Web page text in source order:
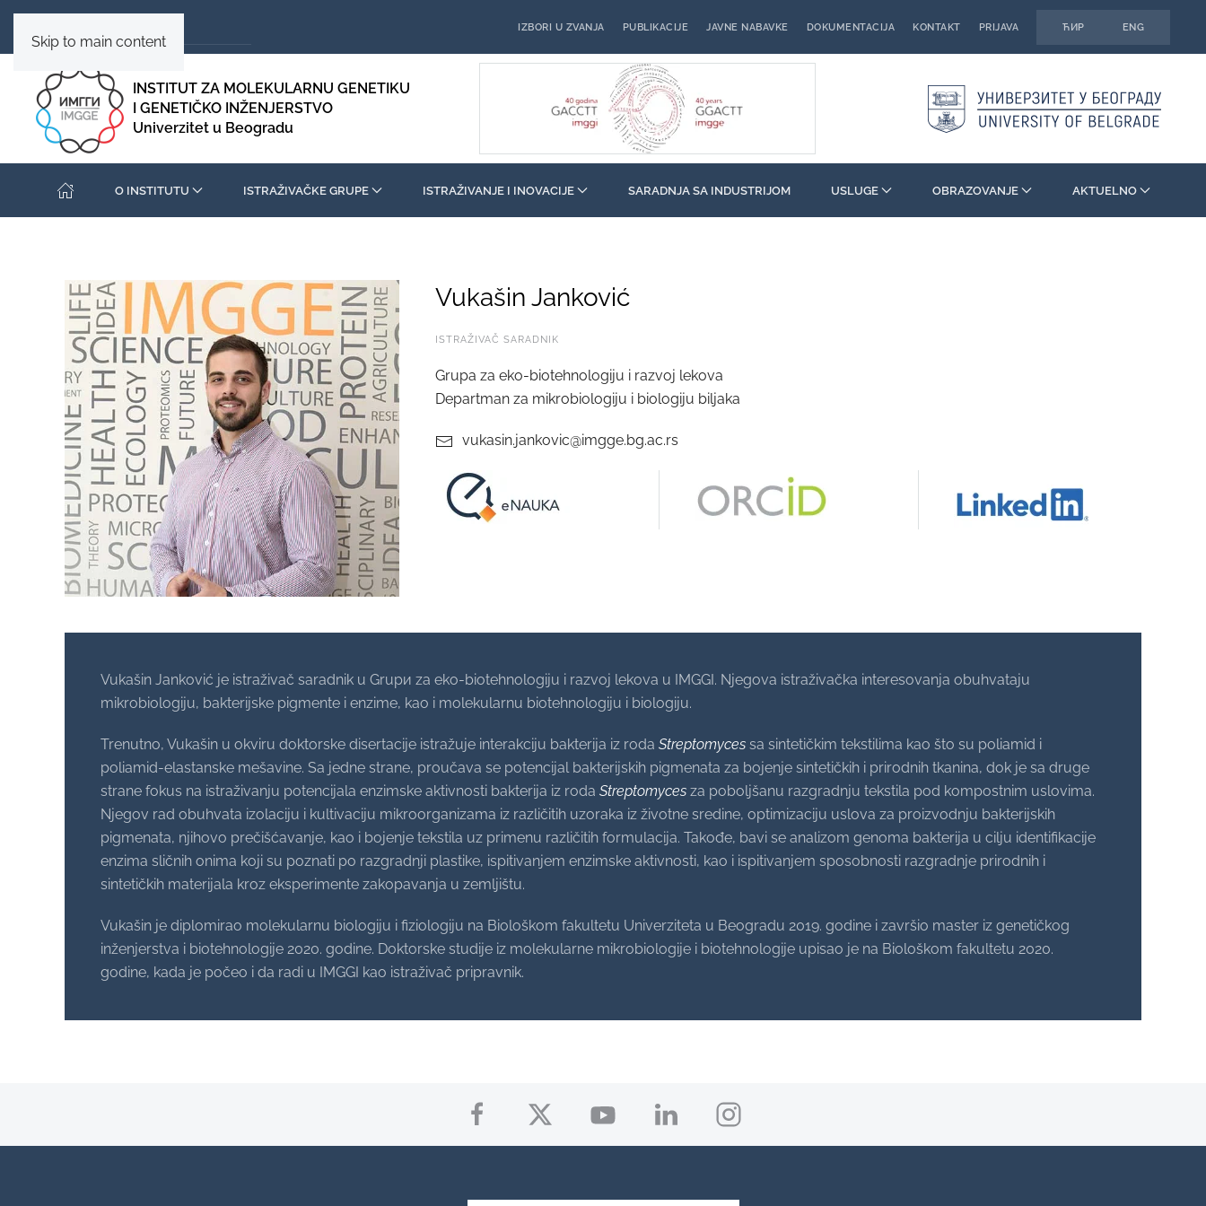
Skip to main content
IZBORI U ZVANJA PUBLIKACIJE JAVNE NABAVKE DOKUMENTACIJA KONTAKT PRIJAVA ЋИР ENG
INSTITUT ZA MOLEKULARNU GENETIKU
I GENETIČKO INŽENJERSTVO
Univerzitet u Beogradu
O INSTITUTU ISTRAŽIVAČKE GRUPE ISTRAŽIVANJE I INOVACIJE SARADNJA SA INDUSTRIJOM USLUGE OBRAZOVANJE AKTUELNO
Vukašin Janković
ISTRAŽIVAČ SARADNIK
Grupa za eko-biotehnologiju i razvoj lekova
Departman za mikrobiologiju i biologiju biljaka
vukasin.jankovic@imgge.bg.ac.rs
Vukašin Janković je istraživač saradnik u Grupи za eko-biotehnologiju i razvoj lekova u IMGGI. Njegova istraživačka interesovanja obuhvataju
mikrobiologiju, bakterijske pigmente i enzime, kao i molekularnu biotehnologiju i biologiju.
Trenutno, Vukašin u okviru doktorske disertacije istražuje interakciju bakterija iz roda Streptomyces sa sintetičkim tekstilima kao što su poliamid i
poliamid-elastanske mešavine. Sa jedne strane, proučava se potencijal bakterijskih pigmenata za bojenje sintetičkih i prirodnih tkanina, dok je sa druge
strane fokus na istraživanju potencijala enzimske aktivnosti bakterija iz roda Streptomyces za poboljšanu razgradnju tekstila pod kompostnim uslovima.
Njegov rad obuhvata izolaciju i kultivaciju mikroorganizama iz različitih uzoraka iz životne sredine, optimizaciju uslova za proizvodnju bakterijskih
pigmenata, njihovo prečišćavanje, kao i bojenje tekstila uz primenu različitih formulacija. Takođe, bavi se analizom genoma bakterija u cilju identifikacije
enzima sličnih onima koji su poznati po razgradnji plastike, ispitivanjem enzimske aktivnosti, kao i ispitivanjem sposobnosti razgradnje prirodnih i
sintetičkih materijala kroz eksperimente zakopavanja u zemljištu.
Vukašin je diplomirao molekularnu biologiju i fiziologiju na Biološkom fakultetu Univerziteta u Beogradu 2019. godine i završio master iz genetičkog
inženjerstva i biotehnologije 2020. godine. Doktorske studije iz molekularne mikrobiologije i biotehnologije upisao je na Biološkom fakultetu 2020.
godine, kada je počeo i da radi u IMGGI kao istraživač pripravnik.